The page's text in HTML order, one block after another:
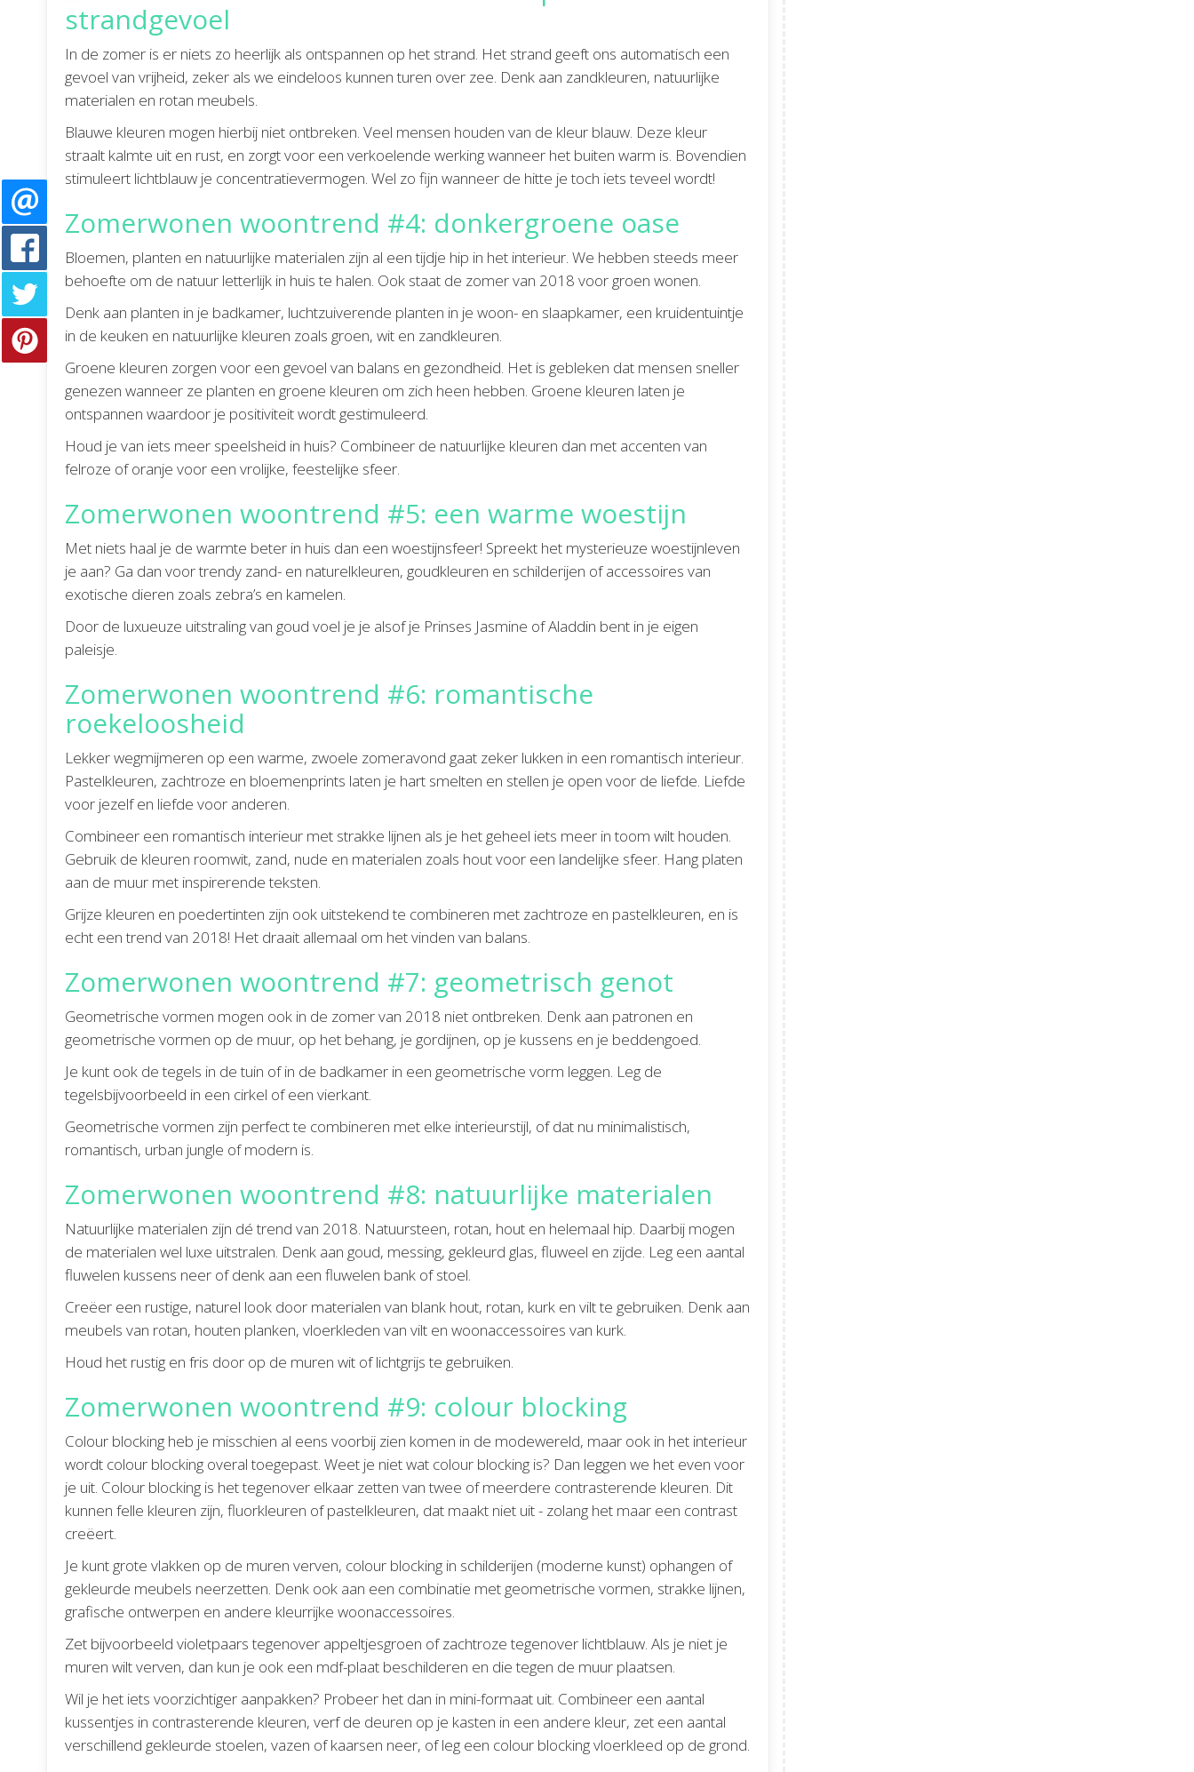
strandgevoel
In de zomer is er niets zo heerlijk als ontspannen op het strand. Het strand geeft ons automatisch een
gevoel van vrijheid, zeker als we eindeloos kunnen turen over zee. Denk aan zandkleuren, natuurlijke
materialen en rotan meubels.
Blauwe kleuren mogen hierbij niet ontbreken. Veel mensen houden van de kleur blauw. Deze kleur
straalt kalmte uit en rust, en zorgt voor een verkoelende werking wanneer het buiten warm is. Bovendien
stimuleert lichtblauw je concentratievermogen. Wel zo fijn wanneer de hitte je toch iets teveel wordt!
Zomerwonen woontrend #4: donkergroene oase
Bloemen, planten en natuurlijke materialen zijn al een tijdje hip in het interieur. We hebben steeds meer
behoefte om de natuur letterlijk in huis te halen. Ook staat de zomer van 2018 voor groen wonen.
Denk aan planten in je badkamer, luchtzuiverende planten in je woon- en slaapkamer, een kruidentuintje
in de keuken en natuurlijke kleuren zoals groen, wit en zandkleuren.
Groene kleuren zorgen voor een gevoel van balans en gezondheid. Het is gebleken dat mensen sneller
genezen wanneer ze planten en groene kleuren om zich heen hebben. Groene kleuren laten je
ontspannen waardoor je positiviteit wordt gestimuleerd.
Houd je van iets meer speelsheid in huis? Combineer de natuurlijke kleuren dan met accenten van
felroze of oranje voor een vrolijke, feestelijke sfeer.
Zomerwonen woontrend #5: een warme woestijn
Met niets haal je de warmte beter in huis dan een woestijnsfeer! Spreekt het mysterieuze woestijnleven
je aan? Ga dan voor trendy zand- en naturelkleuren, goudkleuren en schilderijen of accessoires van
exotische dieren zoals zebra’s en kamelen.
Door de luxueuze uitstraling van goud voel je je alsof je Prinses Jasmine of Aladdin bent in je eigen
paleisje.
Zomerwonen woontrend #6: romantische
roekeloosheid
Lekker wegmijmeren op een warme, zwoele zomeravond gaat zeker lukken in een romantisch interieur.
Pastelkleuren, zachtroze en bloemenprints laten je hart smelten en stellen je open voor de liefde. Liefde
voor jezelf en liefde voor anderen.
Combineer een romantisch interieur met strakke lijnen als je het geheel iets meer in toom wilt houden.
Gebruik de kleuren roomwit, zand, nude en materialen zoals hout voor een landelijke sfeer. Hang platen
aan de muur met inspirerende teksten.
Grijze kleuren en poedertinten zijn ook uitstekend te combineren met zachtroze en pastelkleuren, en is
echt een trend van 2018! Het draait allemaal om het vinden van balans.
Zomerwonen woontrend #7: geometrisch genot
Geometrische vormen mogen ook in de zomer van 2018 niet ontbreken. Denk aan patronen en
geometrische vormen op de muur, op het behang, je gordijnen, op je kussens en je beddengoed.
Je kunt ook de tegels in de tuin of in de badkamer in een geometrische vorm leggen. Leg de
tegelsbijvoorbeeld in een cirkel of een vierkant.
Geometrische vormen zijn perfect te combineren met elke interieurstijl, of dat nu minimalistisch,
romantisch, urban jungle of modern is.
Zomerwonen woontrend #8: natuurlijke materialen
Natuurlijke materialen zijn dé trend van 2018. Natuursteen, rotan, hout en helemaal hip. Daarbij mogen
de materialen wel luxe uitstralen. Denk aan goud, messing, gekleurd glas, fluweel en zijde. Leg een aantal
fluwelen kussens neer of denk aan een fluwelen bank of stoel.
Creëer een rustige, naturel look door materialen van blank hout, rotan, kurk en vilt te gebruiken. Denk aan
meubels van rotan, houten planken, vloerkleden van vilt en woonaccessoires van kurk.
Houd het rustig en fris door op de muren wit of lichtgrijs te gebruiken.
Zomerwonen woontrend #9: colour blocking
Colour blocking heb je misschien al eens voorbij zien komen in de modewereld, maar ook in het interieur
wordt colour blocking overal toegepast. Weet je niet wat colour blocking is? Dan leggen we het even voor
je uit. Colour blocking is het tegenover elkaar zetten van twee of meerdere contrasterende kleuren. Dit
kunnen felle kleuren zijn, fluorkleuren of pastelkleuren, dat maakt niet uit - zolang het maar een contrast
creëert.
Je kunt grote vlakken op de muren verven, colour blocking in schilderijen (moderne kunst) ophangen of
gekleurde meubels neerzetten. Denk ook aan een combinatie met geometrische vormen, strakke lijnen,
grafische ontwerpen en andere kleurrijke woonaccessoires.
Zet bijvoorbeeld violetpaars tegenover appeltjesgroen of zachtroze tegenover lichtblauw. Als je niet je
muren wilt verven, dan kun je ook een mdf-plaat beschilderen en die tegen de muur plaatsen.
Wil je het iets voorzichtiger aanpakken? Probeer het dan in mini-formaat uit. Combineer een aantal
kussentjes in contrasterende kleuren, verf de deuren op je kasten in een andere kleur, zet een aantal
verschillend gekleurde stoelen, vazen of kaarsen neer, of leg een colour blocking vloerkleed op de grond.